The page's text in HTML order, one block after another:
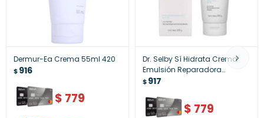
Dermur-Ea Crema 55ml 420
$916
$ 779
Dr. Selby Sí Hidrata Crema
Emulsión Reparadora
Corporal 200 gr | Hidratación
$917
$ 779